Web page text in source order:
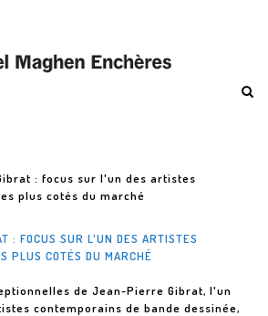
: FOCUS SUR L'UN DES ARTISTES
PLUS COTÉS DU MARCHÉ
de Jean-Pierre Gibrat, l'un
contemporains de bande dessinée,